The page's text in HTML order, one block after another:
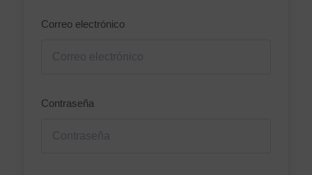
Correo electrónico
Contraseña